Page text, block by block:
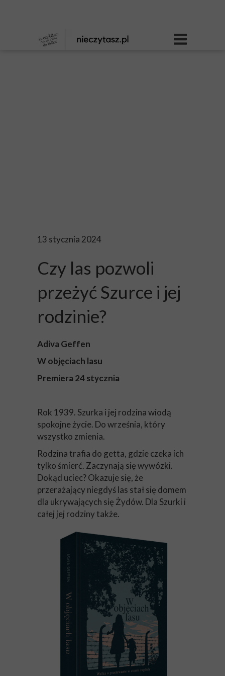
13 stycznia 2024
Czy las pozwoli
przeżyć Szurce i jej
rodzinie?
Adiva Geffen
W objęciach lasu
Premiera 24 stycznia
Rok 1939. Szurka i jej rodzina wiodą
spokojne życie. Do września, który
wszystko zmienia.
Rodzina trafia do getta, gdzie czeka ich
tylko śmierć. Zaczynają się wywózki.
Dokąd uciec? Okazuje się, że
przerażający niegdyś las stał się domem
dla ukrywających się Żydów. Dla Szurki i
całej jej rodziny także.